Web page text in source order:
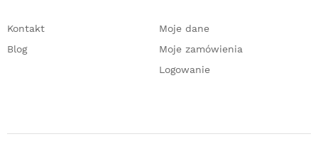
Kontakt
Blog
Moje dane
Moje zamówienia
Logowanie